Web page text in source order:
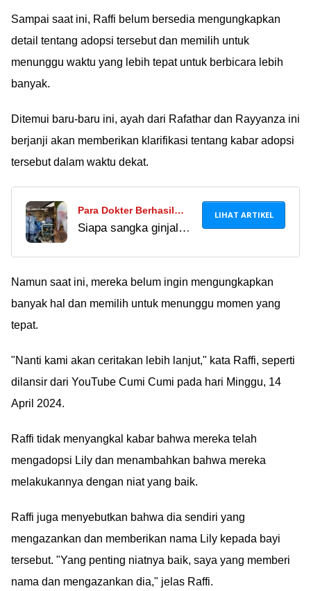
Sampai saat ini, Raffi belum bersedia mengungkapkan
detail tentang adopsi tersebut dan memilih untuk
menunggu waktu yang lebih tepat untuk berbicara lebih
banyak.
Ditemui baru-baru ini, ayah dari Rafathar dan Rayyanza ini
berjanji akan memberikan klarifikasi tentang kabar adopsi
tersebut dalam waktu dekat.
Para Dokter Berhasil
Cangkok Ginjal Babi ke
Siapa sangka ginjal
gagal ginjal kronis
manusia. Tapi aneh
LIHAT ARTIKEL
Namun saat ini, mereka belum ingin mengungkapkan
banyak hal dan memilih untuk menunggu momen yang
tepat.
"Nanti kami akan ceritakan lebih lanjut," kata Raffi, seperti
dilansir dari YouTube Cumi Cumi pada hari Minggu, 14
April 2024.
Raffi tidak menyangkal kabar bahwa mereka telah
mengadopsi Lily dan menambahkan bahwa mereka
melakukannya dengan niat yang baik.
Raffi juga menyebutkan bahwa dia sendiri yang
mengazankan dan memberikan nama Lily kepada bayi
tersebut. "Yang penting niatnya baik, saya yang memberi
nama dan mengazankan dia," jelas Raffi.